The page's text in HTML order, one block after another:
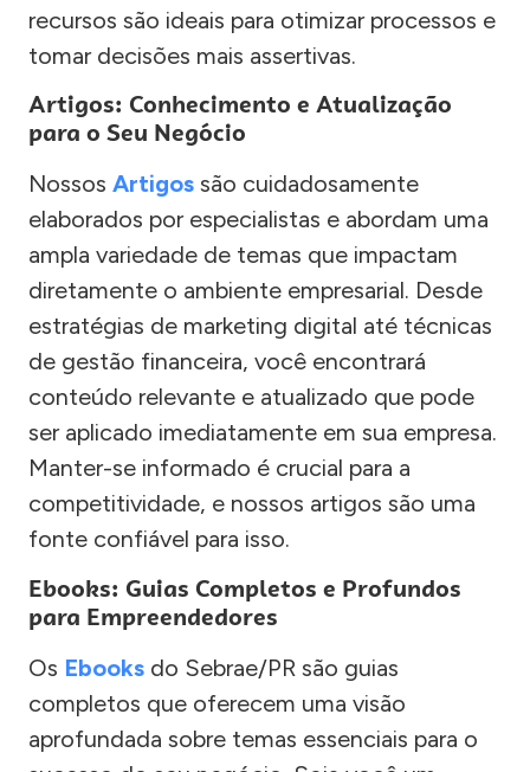
recursos são ideais para otimizar processos e
tomar decisões mais assertivas.
Artigos: Conhecimento e Atualização
para o Seu Negócio
Nossos Artigos são cuidadosamente
elaborados por especialistas e abordam uma
ampla variedade de temas que impactam
diretamente o ambiente empresarial. Desde
estratégias de marketing digital até técnicas
de gestão financeira, você encontrará
conteúdo relevante e atualizado que pode
ser aplicado imediatamente em sua empresa.
Manter-se informado é crucial para a
competitividade, e nossos artigos são uma
fonte confiável para isso.
Ebooks: Guias Completos e Profundos
para Empreendedores
Os Ebooks do Sebrae/PR são guias
completos que oferecem uma visão
aprofundada sobre temas essenciais para o